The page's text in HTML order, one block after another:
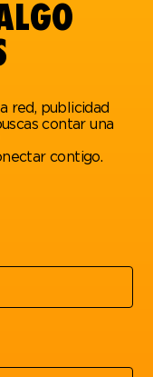
red, publicidad
contar una
contigo.